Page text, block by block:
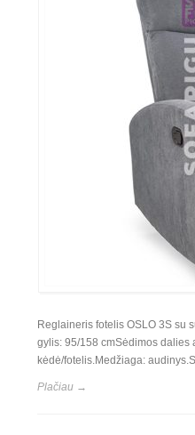
Reglaineris fotelis OSLO 3S su
gylis: 95/158 cmSėdimos dalies
kėdė/fotelis.Medžiaga:
Plačiau →